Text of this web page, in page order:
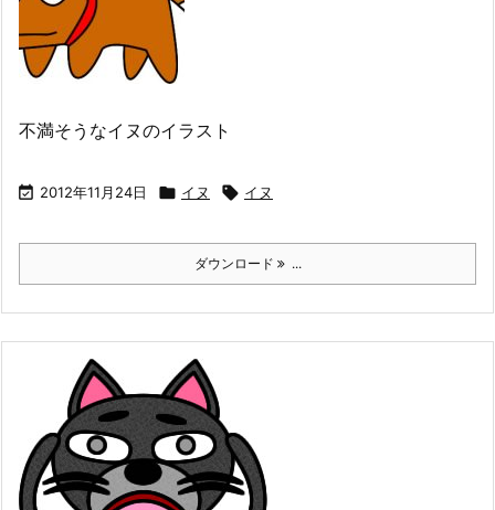
不満そうなイヌのイラスト
 2012年11月24日  イヌ  イヌ
ダウンロード ...